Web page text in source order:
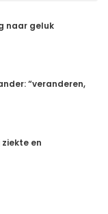
naar geluk
“veranderen,
en